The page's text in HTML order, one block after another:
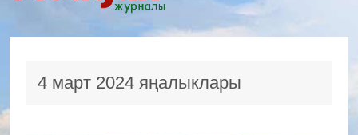
4 март 2024 яңалыклары